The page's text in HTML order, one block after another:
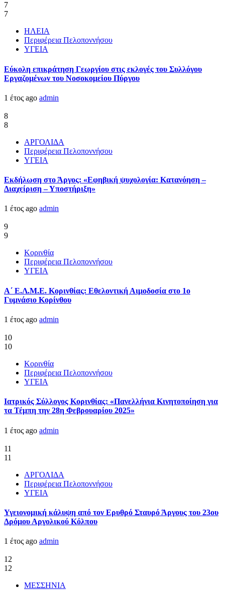
7
7
ΗΛΕΙΑ
Περιφέρεια Πελοποννήσου
ΥΓΕΙΑ
Εύκολη επικράτηση Γεωργίου στις εκλογές του Συλλόγου
Εργαζομένων του Νοσοκομείου Πύργου
1 έτος ago admin
8
8
ΑΡΓΟΛΙΔΑ
Περιφέρεια Πελοποννήσου
ΥΓΕΙΑ
Εκδήλωση στο Άργος: «Εφηβική ψυχολογία: Κατανόηση –
Διαχείριση – Υποστήριξη»
1 έτος ago admin
9
9
Κορινθία
Περιφέρεια Πελοποννήσου
ΥΓΕΙΑ
Α΄ Ε.Λ.Μ.Ε. Κορινθίας: Εθελοντική Αιμοδοσία στο 1ο
Γυμνάσιο Κορίνθου
1 έτος ago admin
10
10
Κορινθία
Περιφέρεια Πελοποννήσου
ΥΓΕΙΑ
Ιατρικός Σύλλογος Κορινθίας: «Πανελλήνια Κινητοποίηση για
τα Τέμπη την 28η Φεβρουαρίου 2025»
1 έτος ago admin
11
11
ΑΡΓΟΛΙΔΑ
Περιφέρεια Πελοποννήσου
ΥΓΕΙΑ
Υγειονομική κάλυψη από τον Ερυθρό Σταυρό Άργους του 23ου
Δρόμου Αργολικού Κόλπου
1 έτος ago admin
12
12
ΜΕΣΣΗΝΙΑ